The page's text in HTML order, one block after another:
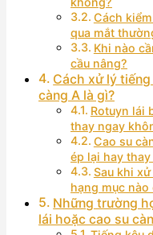
Cách
qua mắt
Khi nào
cầu nâng?
Cách xử lý
càng A là gì?
Rotuyn lái
thay ngay
Cao su
ép lại hay thay
Sau khi
hạng mục nào
Những trường
lái hoặc cao su